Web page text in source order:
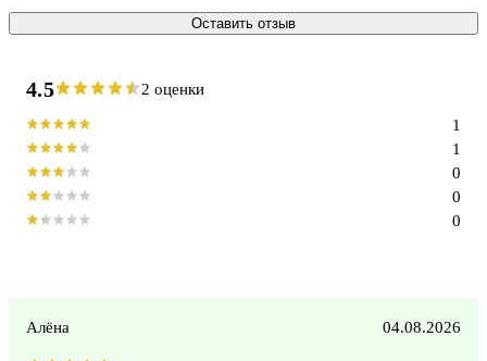
Оставить отзыв
4.5 2 оценки
0
0
0
1
1
Алёна 04.08.2026